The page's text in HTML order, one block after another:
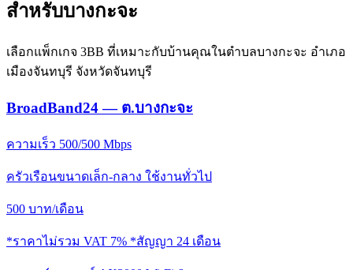
สำหรับบางกะจะ
เลือกแพ็กเกจ 3BB ที่เหมาะกับบ้านคุณในตำบลบางกะจะ อำเภอ
เมืองจันทบุรี จังหวัดจันทบุรี
BroadBand24 — ต.บางกะจะ
ความเร็ว 500/500 Mbps
ครัวเรือนขนาดเล็ก-กลาง ใช้งานทั่วไป
500 บาท/เดือน
*ราคาไม่รวม VAT 7% *สัญญา 24 เดือน